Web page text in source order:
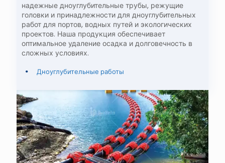
надежные дноуглубительные трубы, режущие
головки и принадлежности для дноуглубительных
работ для портов, водных путей и экологических
проектов. Наша продукция обеспечивает
оптимальное удаление осадка и долговечность в
сложных условиях.
Дноуглубительные работы